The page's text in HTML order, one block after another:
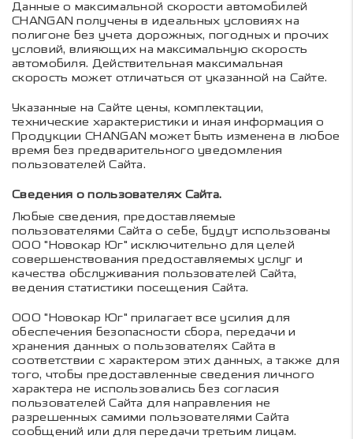
Данные о максимальной скорости автомобилей
CHANGAN получены в идеальных условиях на
полигоне без учета дорожных, погодных и прочих
условий, влияющих на максимальную скорость
автомобиля. Действительная максимальная
скорость может отличаться от указанной на Сайте.
Указанные на Сайте цены, комплектации,
технические характеристики и иная информация о
Продукции CHANGAN может быть изменена в любое
время без предварительного уведомления
пользователей Сайта.
Сведения о пользователях Сайта.
Любые сведения, предоставляемые
пользователями Сайта о себе, будут использованы
ООО "Новокар Юг" исключительно для целей
совершенствования предоставляемых услуг и
качества обслуживания пользователей Сайта,
ведения статистики посещения Сайта.
ООО "Новокар Юг" прилагает все усилия для
обеспечения безопасности сбора, передачи и
хранения данных о пользователях Сайта в
соответствии с характером этих данных, а также для
того, чтобы предоставленные сведения личного
характера не использовались без согласия
пользователей Сайта для направления не
разрешенных самими пользователями Сайта
сообщений или для передачи третьим лицам.